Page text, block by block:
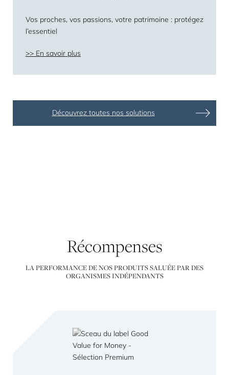
Vos proches, vos passions, votre patrimoine : protégez
l’essentiel
En savoir plus
Découvrez toutes nos solutions
Récompenses
LA PERFORMANCE DE NOS PRODUITS SALUÉE PAR DES
ORGANISMES INDÉPENDANTS